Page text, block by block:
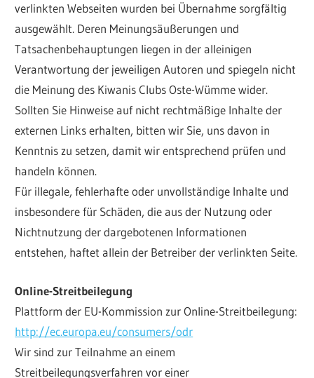
verlinkten Webseiten wurden bei Übernahme sorgfältig
ausgewählt. Deren Meinungsäußerungen und
Tatsachenbehauptungen liegen in der alleinigen
Verantwortung der jeweiligen Autoren und spiegeln nicht
die Meinung des Kiwanis Clubs Oste-Wümme wider.
Sollten Sie Hinweise auf nicht rechtmäßige Inhalte der
externen Links erhalten, bitten wir Sie, uns davon in
Kenntnis zu setzen, damit wir entsprechend prüfen und
handeln können.
Für illegale, fehlerhafte oder unvollständige Inhalte und
insbesondere für Schäden, die aus der Nutzung oder
Nichtnutzung der dargebotenen Informationen
entstehen, haftet allein der Betreiber der verlinkten Seite.
Online-Streitbeilegung
Plattform der EU-Kommission zur Online-Streitbeilegung:
http://ec.europa.eu/consumers/odr
Wir sind zur Teilnahme an einem
Streitbeilegungsverfahren vor einer